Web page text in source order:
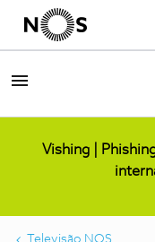
Vishing |
Televisão NOS